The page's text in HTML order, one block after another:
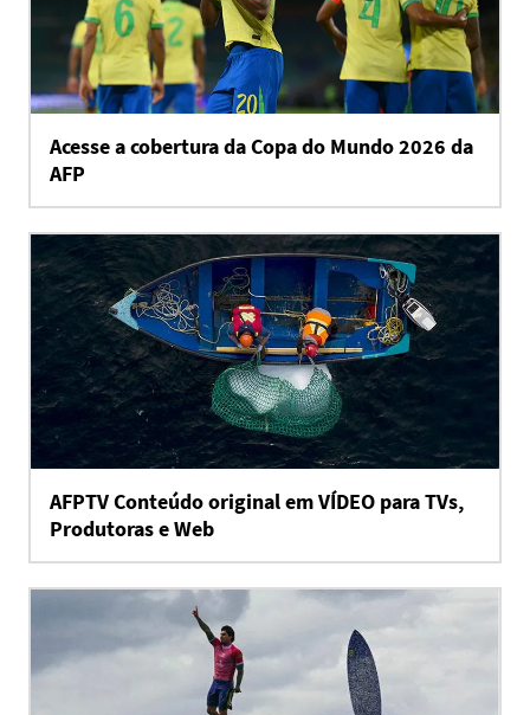
Acesse a cobertura da Copa do Mundo 2026 da
AFP
AFPTV Conteúdo original em VÍDEO para TVs,
Produtoras e Web